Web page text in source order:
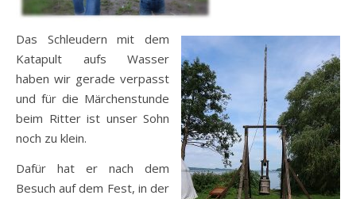
Das Schleudern mit dem
Katapult aufs Wasser
haben wir gerade verpasst
und für die Märchenstunde
beim Ritter ist unser Sohn
noch zu klein.
Dafür hat er nach dem
Besuch auf dem Fest, in der